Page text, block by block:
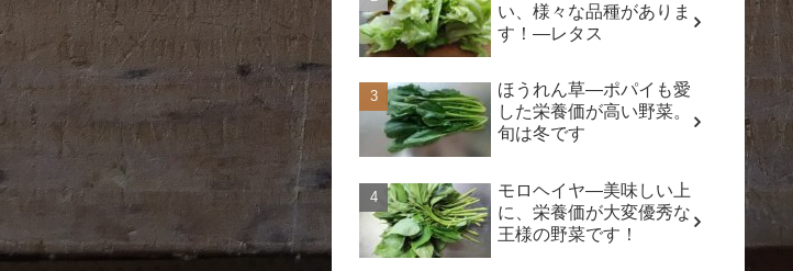
い、様々な品種がありま
す！―レタス
ほうれん草―ポパイも愛
した栄養価が高い野菜。
旬は冬です
モロヘイヤ―美味しい上
に、栄養価が大変優秀な
王様の野菜です！